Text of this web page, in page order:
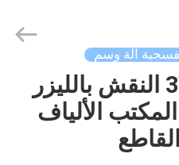
آلة وسم
3W 5W 10W UV النقش بالليزر
الألياف
القاطع